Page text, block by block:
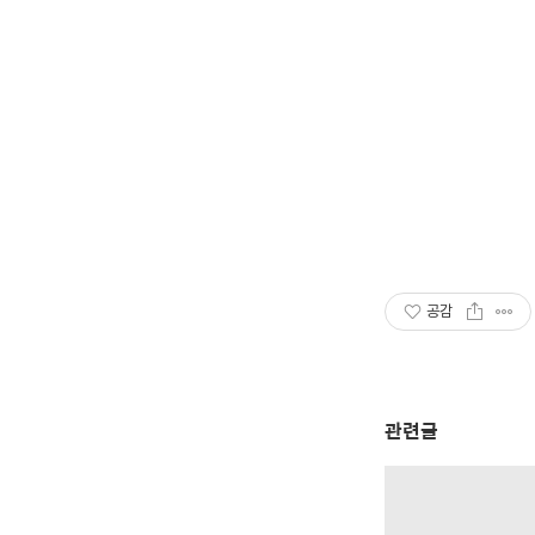
공감
관련글